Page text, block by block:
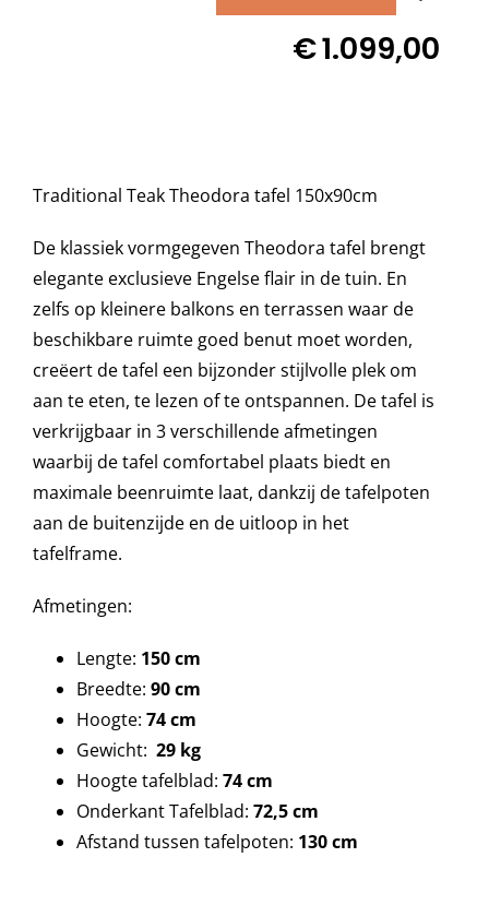
Tuinkussens
Beschermhoezen
Verlichting
Onderhoud
Accessoires en Kado
Onze merken
cm
€1.099,00
Traditional Teak Theodora tafel 150x90cm
De klassiek vormgegeven Theodora tafel brengt
elegante exclusieve Engelse flair in de tuin. En
zelfs op kleinere balkons en terrassen waar de
beschikbare ruimte goed benut moet worden,
creëert de tafel een bijzonder stijlvolle plek om
aan te eten, te lezen of te ontspannen. De tafel is
verkrijgbaar in 3 verschillende afmetingen
waarbij de tafel comfortabel plaats biedt en
maximale beenruimte laat, dankzij de tafelpoten
aan de buitenzijde en de uitloop in het
tafelframe.
Afmetingen:
Lengte: 150 cm
Breedte: 90 cm
Hoogte: 74 cm
Gewicht: 29 kg
Hoogte tafelblad: 74 cm
Onderkant Tafelblad: 72,5 cm
Afstand tussen tafelpoten: 130 cm